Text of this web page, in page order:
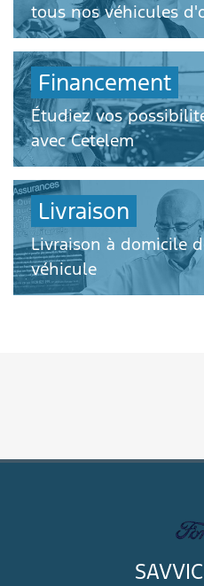
tous nos véhicules
Financement
Étudiez vos
avec Cetelem
Livraison
Livraison à domicile
véhicule